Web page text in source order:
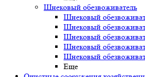
Шнековый обезвоживатель
Шнековый
Шнековый
Шнековый
Шнековый
Шнековый
Еще